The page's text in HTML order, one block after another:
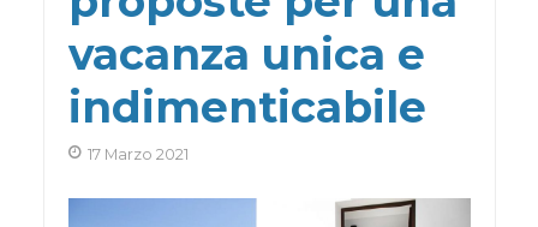
vacanza unica e
indimenticabile
17 Marzo 2021